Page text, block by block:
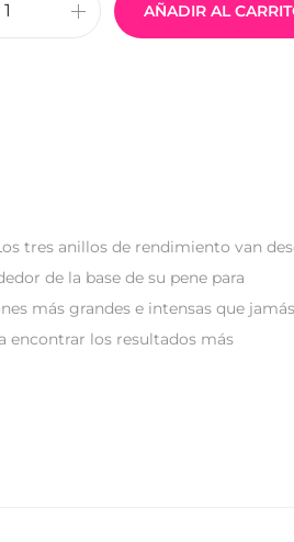
AÑADIR AL
tres anillos de rendimiento van
de la base de su pene para
más grandes e intensas que jamás
encontrar los resultados más